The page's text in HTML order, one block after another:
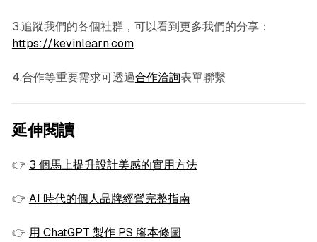
3.追蹤我們的各個社群，可以看到更多我們的分享：
https://kevinlearn.com
4.合作等重要需求可透過合作洽詢表單聯繫
延伸閱讀
👉 3 個馬上提升設計美感的實用方法
👉 AI 時代的個人品牌經營完整指南
👉 用 ChatGPT 製作 PS 腳本修圖